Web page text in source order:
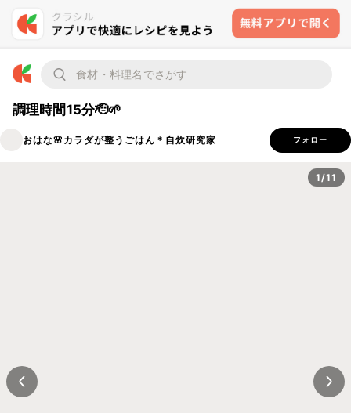
調理時間15分🫡🌱
おはな🌸カラダが整うごはん＊自炊研究家 フォロー
1/11